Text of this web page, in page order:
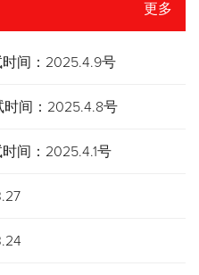
更多
时间：2025.4.9号
时间：2025.4.8号
间：2025.4.1号